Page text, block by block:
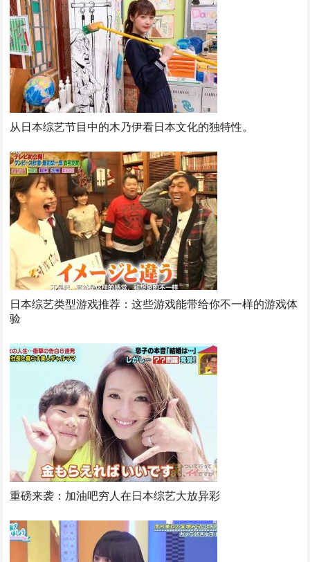
从日本综艺节目中的木乃伊看日本文化的独特性。
日本综艺类型游戏推荐：这些游戏能带给你不一样的游戏体
验
重磅来袭：加油吧穷人在日本综艺大放异彩